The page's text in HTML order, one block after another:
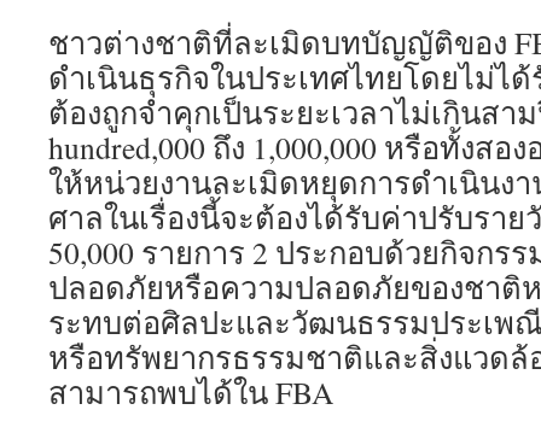
ชาวต่างชาติที่ละเมิดบทบัญญัติของ
ดำเนินธุรกิจในประเทศไทยโดยไม่ไ
ต้องถูกจำคุกเป็นระยะเวลาไม่เกินสา
hundred,000 ถึง 1,000,000 หรือทั้งสอ
ให้หน่วยงานละเมิดหยุดการดำเนินง
ศาลในเรื่องนี้จะต้องได้รับค่าปรับราย
50,000 รายการ 2 ประกอบด้วยกิจกร
ปลอดภัยหรือความปลอดภัยของชาติ
ระทบต่อศิลปะและวัฒนธรรมประเพ
หรือทรัพยากรธรรมชาติและสิ่งแวดล้
สามารถพบได้ใน FBA